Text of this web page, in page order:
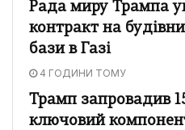
Рада миру Трампа
контракт на
бази в Газі
4 ГОДИНИ ТОМУ
Трамп запровадив
ключовий